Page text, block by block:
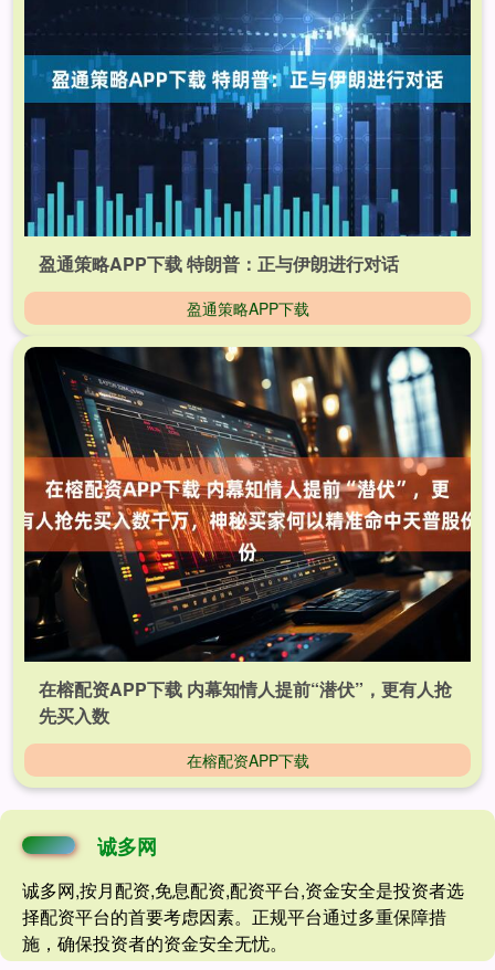
盈通策略APP下载 特朗普：正与伊朗进行对话
盈通策略APP下载
在榕配资APP下载 内幕知情人提前“潜伏”，更有人抢
先买入数
在榕配资APP下载
诚多网
诚多网,按月配资,免息配资,配资平台,资金安全是投资者选
择配资平台的首要考虑因素。正规平台通过多重保障措
施，确保投资者的资金安全无忧。